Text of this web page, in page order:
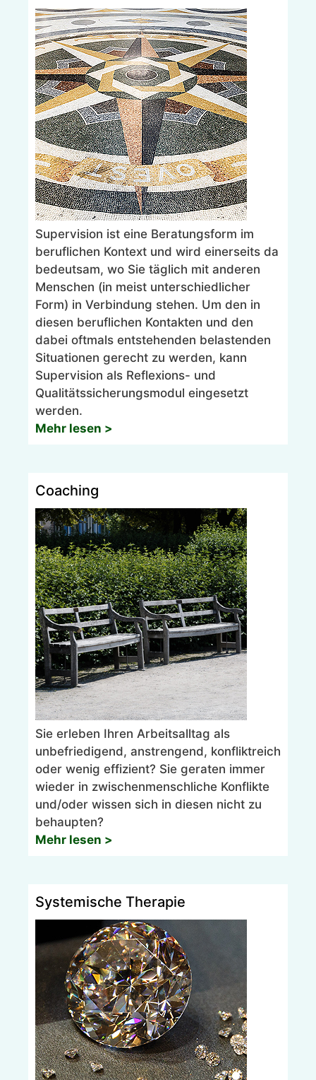
Supervision ist eine Beratungsform im
beruflichen Kontext und wird einerseits da
bedeutsam, wo Sie täglich mit anderen
Menschen (in meist unterschiedlicher
Form) in Verbindung stehen. Um den in
diesen beruflichen Kontakten und den
dabei oftmals entstehenden belastenden
Situationen gerecht zu werden, kann
Supervision als Reflexions- und
Qualitätssicherungsmodul eingesetzt
werden.
Mehr lesen >
Coaching
Sie erleben Ihren Arbeitsalltag als
unbefriedigend, anstrengend, konfliktreich
oder wenig effizient? Sie geraten immer
wieder in zwischenmenschliche Konflikte
und/oder wissen sich in diesen nicht zu
behaupten?
Mehr lesen >
Systemische Therapie